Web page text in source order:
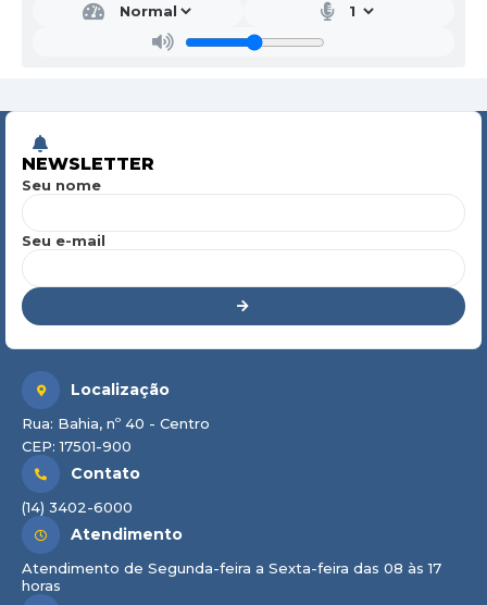
NEWSLETTER
Seu nome
Seu e-mail
Localização
Rua: Bahia, nº 40 - Centro
CEP: 17501-900
Contato
(14) 3402-6000
Atendimento
Atendimento de Segunda-feira a Sexta-feira das 08 às 17
horas